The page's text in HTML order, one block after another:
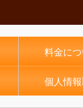
料金につ
個人情報